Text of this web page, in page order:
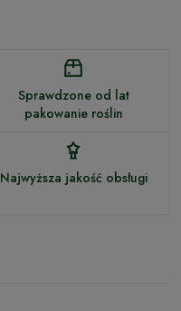
Sprawdzone od lat
pakowanie roślin
Najwyższa jakość obsługi